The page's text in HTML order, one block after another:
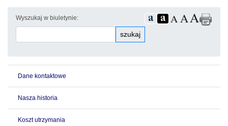
Wyszukaj w biuletynie:
szukaj
Dane kontaktowe
Nasza historia
Koszt utrzymania